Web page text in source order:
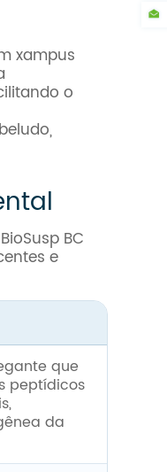
xampus
o
BC
e
que
peptídicos
da